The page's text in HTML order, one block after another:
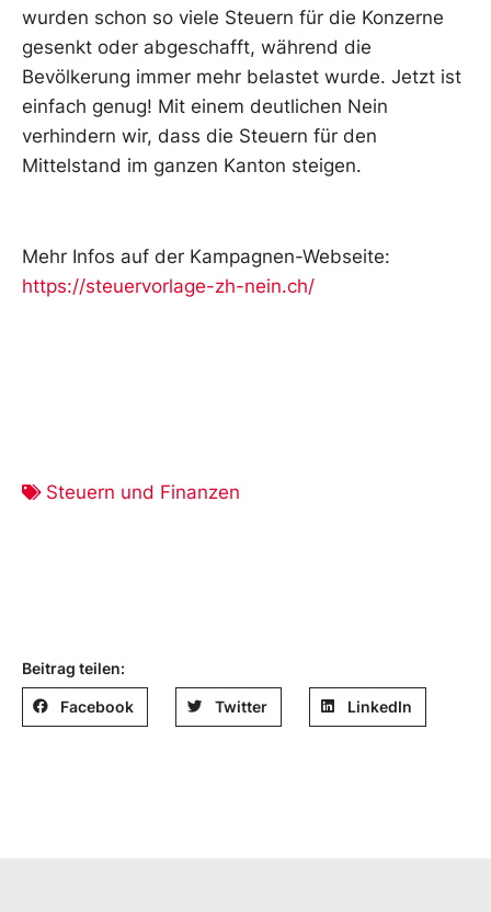
wurden schon so viele Steuern für die Konzerne
gesenkt oder abgeschafft, während die
Bevölkerung immer mehr belastet wurde. Jetzt ist
einfach genug! Mit einem deutlichen Nein
verhindern wir, dass die Steuern für den
Mittelstand im ganzen Kanton steigen.
Mehr Infos auf der Kampagnen-Webseite:
https://steuervorlage-zh-nein.ch/
Steuern und Finanzen
Beitrag teilen:
Facebook Twitter LinkedIn